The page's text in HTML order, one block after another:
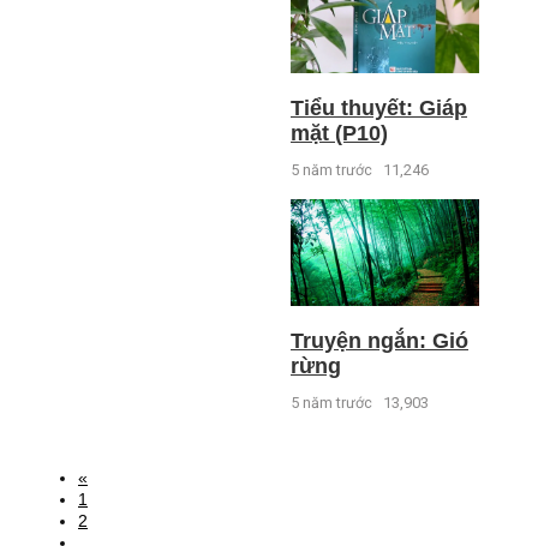
Tiểu thuyết: Giáp
mặt (P10)
5 năm trước 11,246
Truyện ngắn: Gió
rừng
5 năm trước 13,903
«
1
2